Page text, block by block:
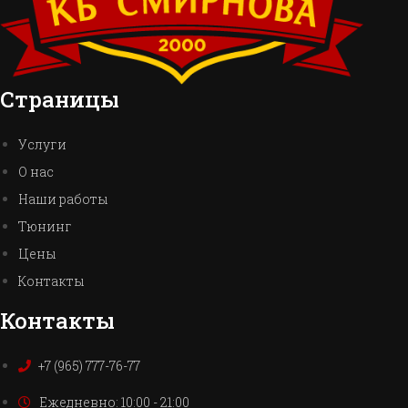
Страницы
Услуги
О нас
Наши работы
Тюнинг
Цены
Контакты
Контакты
+7 (965) 777-76-77
Ежедневно: 10:00 - 21:00